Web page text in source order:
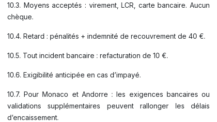
10.3. Moyens acceptés : virement, LCR, carte bancaire. Aucun
chèque.
10.4. Retard : pénalités + indemnité de recouvrement de 40 €.
10.5. Tout incident bancaire : refacturation de 10 €.
10.6. Exigibilité anticipée en cas d’impayé.
10.7. Pour Monaco et Andorre : les exigences bancaires ou
validations supplémentaires peuvent rallonger les délais
d’encaissement.